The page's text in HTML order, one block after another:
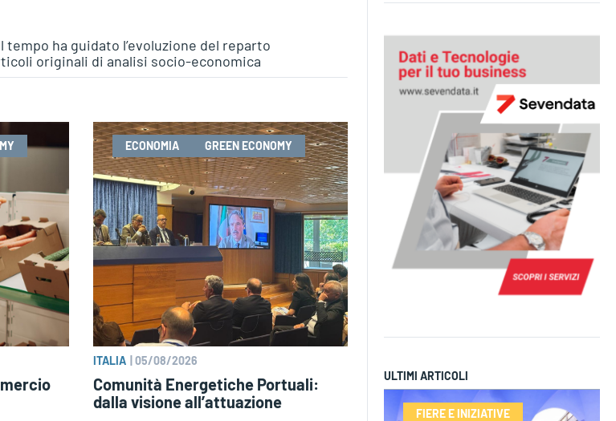
ha guidato l’evoluzione del reparto
originali di analisi socio-economica
ECONOMIA GREEN ECONOMY
ITALIA |05/08/2026
Comunità Energetiche Portuali:
dalla visione all’attuazione
ULTIMI ARTICOLI
FIERE E INIZIATIVE